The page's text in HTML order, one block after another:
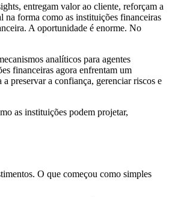
entregam valor ao cliente, reforçam a
na forma como as instituições financeiras
A oportunidade é enorme. No
analíticos para agentes
financeiras agora enfrentam um
preservar a confiança, gerenciar riscos e
as instituições podem projetar,
O que começou como simples